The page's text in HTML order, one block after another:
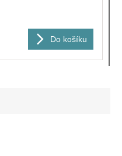
Do košíku